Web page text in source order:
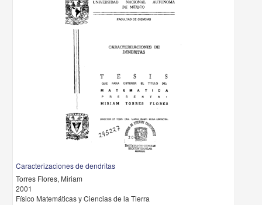
Caracterizaciones de dendritas
Torres Flores, Miriam
2001
Físico Matemáticas y Ciencias de la Tierra